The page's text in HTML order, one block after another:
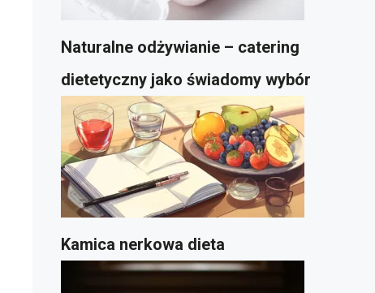
Naturalne odżywianie – catering
dietetyczny jako świadomy wybór
Kamica nerkowa dieta